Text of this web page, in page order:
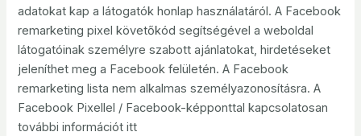
adatokat kap a látogatók honlap használatáról. A Facebook
remarketing pixel követőkód segítségével a weboldal
látogatóinak személyre szabott ajánlatokat, hirdetéseket
jeleníthet meg a Facebook felületén. A Facebook
remarketing lista nem alkalmas személyazonosításra. A
Facebook Pixellel / Facebook-képponttal kapcsolatosan
további információt itt